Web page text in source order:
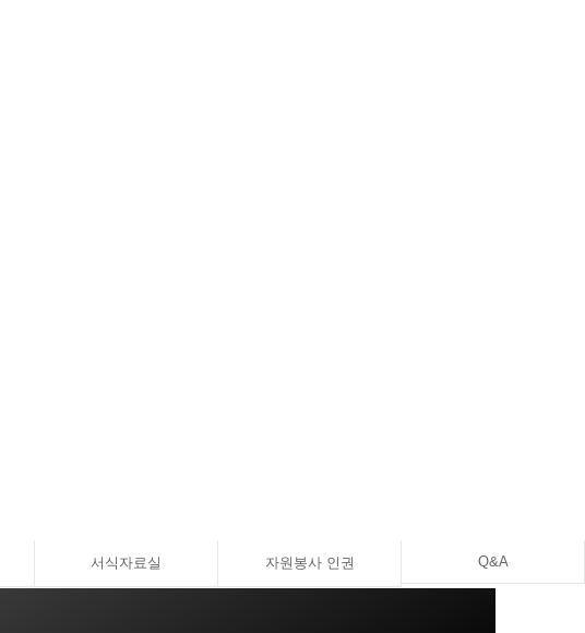
서식자료실 자원봉사 인권 Q&A